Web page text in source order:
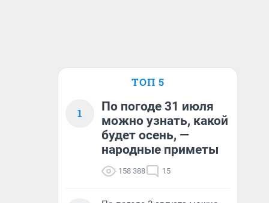
ТОП 5
1
По погоде 31 июля
можно узнать, какой
будет осень, —
народные приметы
158 388 15